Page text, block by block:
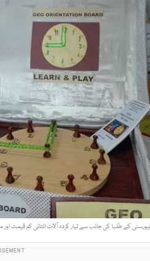
کے طلبا کی جانب سے تیار کردہ آلات انتائی کم قیمت